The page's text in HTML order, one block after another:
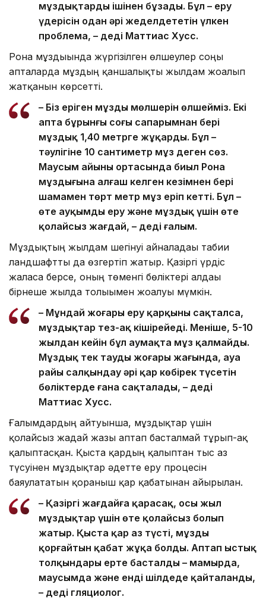
мұздықтарды ішінен бұзады. Бұл – еру
үдерісін одан әрі жеделдететін үлкен
проблема, – деді Маттиас Хусс.
Рона мұздығында жүргізілген өлшеулер соңғы
апталарда мұздың қаншалықты жылдам жоғалып
жатқанын көрсетті.
– Біз еріген мұздың мөлшерін өлшейміз. Екі
апта бұрынғы соңғы сапарымнан бері
мұздық 1,40 метрге жұқарды. Бұл –
тәулігіне 10 сантиметр мұз деген сөз.
Маусым айының ортасында биыл Рона
мұздығына алғаш келген кезімнен бері
шамамен төрт метр мұз еріп кетті. Бұл –
өте ауқымды еру және мұздық үшін өте
қолайсыз жағдай, – деді ғалым.
Мұздықтың жылдам шегінуі айналадағы табиғи
ландшафтты да өзгертіп жатыр. Қазіргі үрдіс
жалғаса берсе, оның төменгі бөліктері алдағы
бірнеше жылда толығымен жоғалуы мүмкін.
– Мұндай жоғары еру қарқыны сақталса,
мұздықтар тез-ақ кішірейеді. Меніңше, 5-10
жылдан кейін бұл аумақта мұз қалмайды.
Мұздық тек таудың жоғары жағында, ауа
райы салқындау әрі қар көбірек түсетін
бөліктерде ғана сақталады, – деді
Маттиас Хусс.
Ғалымдардың айтуынша, мұздықтар үшін
қолайсыз жағдай жазғы аптап басталмай тұрып-ақ
қалыптасқан. Қыста қардың қалыптан тыс аз
түсуінен мұздықтар әдетте еру процесін
баяулататын қорғаныш қар қабатынан айырылған.
– Қазіргі жағдайға қарасақ, осы жыл
мұздықтар үшін өте қолайсыз болып
жатыр. Қыста қар аз түсті, мұзды
қорғайтын қабат жұқа болды. Аптап ыстық
толқындары ерте басталды – мамырда,
маусымда және енді шілдеде қайталанды,
– деді гляциолог.